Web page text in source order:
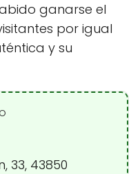
ganarse el
por igual
y su
33, 43850